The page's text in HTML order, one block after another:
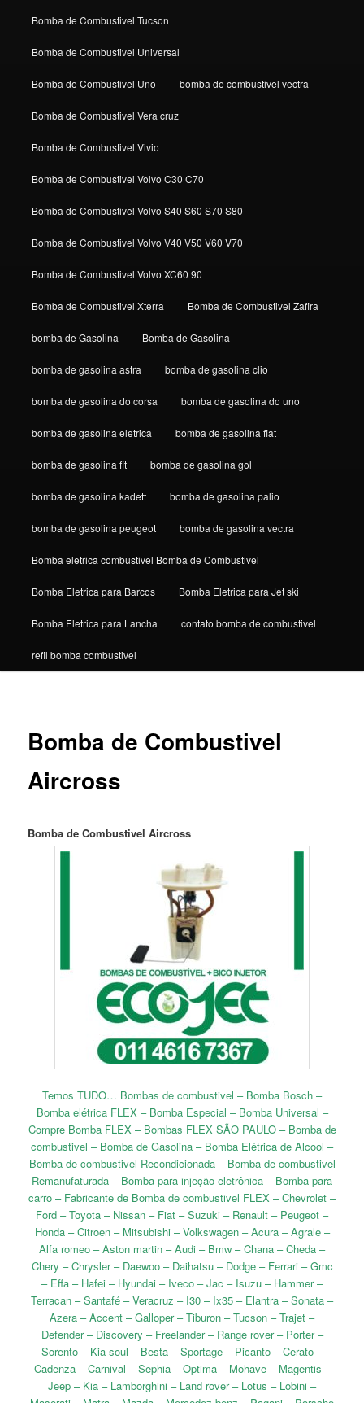
Bomba de Combustivel Tucson
Bomba de Combustivel Universal
Bomba de Combustivel Uno bomba de combustivel vectra
Bomba de Combustivel Vera cruz
Bomba de Combustivel Vivio
Bomba de Combustivel Volvo C30 C70
Bomba de Combustivel Volvo S40 S60 S70 S80
Bomba de Combustivel Volvo V40 V50 V60 V70
Bomba de Combustivel Volvo XC60 90
Bomba de Combustivel Xterra Bomba de Combustivel Zafira
bomba de Gasolina Bomba de Gasolina
bomba de gasolina astra bomba de gasolina clio
bomba de gasolina do corsa bomba de gasolina do uno
bomba de gasolina eletrica bomba de gasolina fiat
bomba de gasolina fit bomba de gasolina gol
bomba de gasolina kadett bomba de gasolina palio
bomba de gasolina peugeot bomba de gasolina vectra
Bomba eletrica combustivel Bomba de Combustivel
Bomba Eletrica para Barcos Bomba Eletrica para Jet ski
Bomba Eletrica para Lancha contato bomba de combustivel
refil bomba combustivel
Bomba de Combustivel
Aircross
Bomba de Combustivel Aircross
Temos TUDO… Bombas de combustivel – Bomba Bosch –
Bomba elétrica FLEX – Bomba Especial – Bomba Universal –
Compre Bomba FLEX – Bombas FLEX SÃO PAULO – Bomba de
combustivel – Bomba de Gasolina – Bomba Elétrica de Alcool –
Bomba de combustivel Recondicionada – Bomba de combustivel
Remanufaturada – Bomba para injeção eletrônica – Bomba para
carro – Fabricante de Bomba de combustivel FLEX – Chevrolet –
Ford – Toyota – Nissan – Fiat – Suzuki – Renault – Peugeot –
Honda – Citroen – Mitsubishi – Volkswagen – Acura – Agrale –
Alfa romeo – Aston martin – Audi – Bmw – Chana – Cheda –
Chery – Chrysler – Daewoo – Daihatsu – Dodge – Ferrari – Gmc
– Effa – Hafei – Hyundai – Iveco – Jac – Isuzu – Hammer –
Terracan – Santafé – Veracruz – I30 – Ix35 – Elantra – Sonata –
Azera – Accent – Galloper – Tiburon – Tucson – Trajet –
Defender – Discovery – Freelander – Range rover – Porter –
Sorento – Kia soul – Besta – Sportage – Picanto – Cerato –
Cadenza – Carnival – Sephia – Optima – Mohave – Magentis –
Jeep – Kia – Lamborghini – Land rover – Lotus – Lobini –